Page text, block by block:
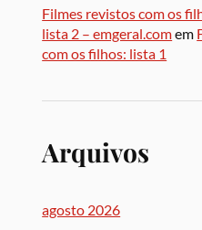
Filmes revistos com os
lista 2 – emgeral.comem
com os filhos: lista 1
Arquivos
agosto 2026